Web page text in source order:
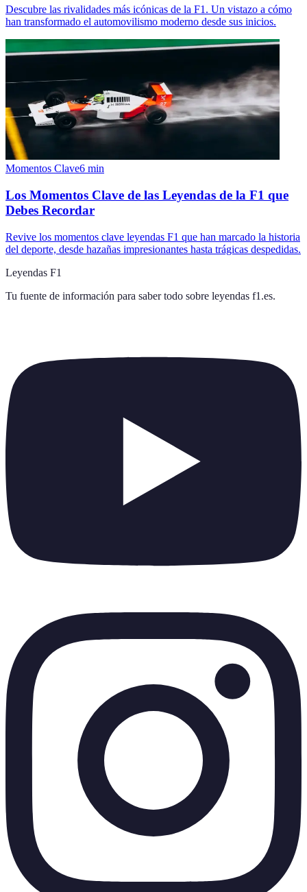
Descubre las rivalidades más icónicas de la F1. Un vistazo a cómo
han transformado el automovilismo moderno desde sus inicios.
Momentos Clave6 min
Los Momentos Clave de las Leyendas de la F1 que
Debes Recordar
Revive los momentos clave leyendas F1 que han marcado la historia
del deporte, desde hazañas impresionantes hasta trágicas despedidas.
Leyendas F1
Tu fuente de información para saber todo sobre leyendas f1.es.